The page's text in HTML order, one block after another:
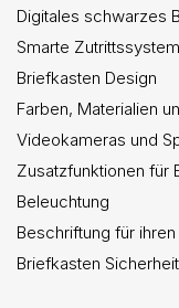
Digitales schwarzes
Smarte
Briefkasten Design
Farben, Materialien
Videokameras und
Zusatzfunktionen für
Beleuchtung
Beschriftung für
Briefkasten Sicherheit